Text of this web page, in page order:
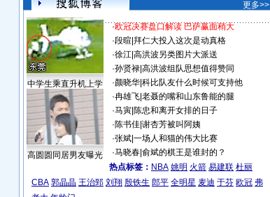
更多>>
中学生乘直升机上学
高圆圆同居男友曝光
·欧冠决赛盘口解读 巴萨赢面稍大
·段暄 拜仁大投入这次是动真格
·徐江| 高洪波另类图片大派送
·孙贤禄| 高洪波组队思想值得赞同
·颜晓华| 科比队友什么时候可支持他
·冉雄飞| 老聂的嘴和山东鲁能的腿
·马寅| 陈忠和离开女排的日子
·陈书佳| 谢杏芳被叫阿姨
·张斌| 一场人和猫的伟大比赛
·马晓春| 俞斌的棋王是谁封的？
热点标签： NBA 姚明 火箭 易建联 杜丽
CBA 郭晶晶 王治郅 刘翔 殷铁生 郎平 全明星 麦迪 于芬 欧冠 弗